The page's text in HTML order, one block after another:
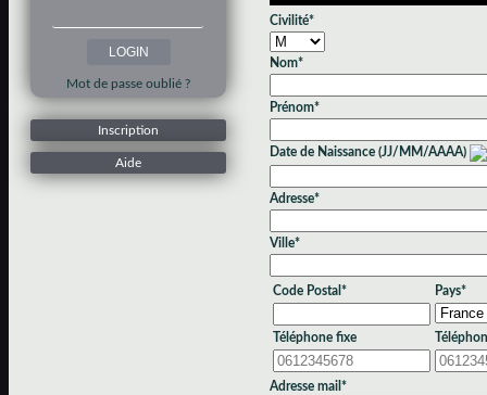
Mot de passe oublié ?
Inscription
Aide
Civilité*
Nom*
Prénom*
Date de Naissance (JJ/MM/AAAA)
Adresse*
Ville*
Code Postal* Pays*
Téléphone fixe
Adresse mail*